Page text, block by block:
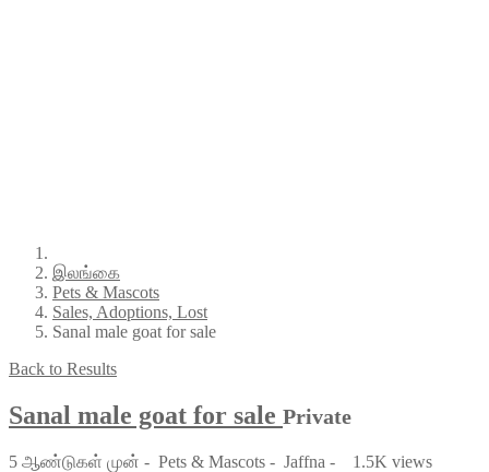
இலங்கை
Pets & Mascots
Sales, Adoptions, Lost
Sanal male goat for sale
Back to Results
Sanal male goat for sale Private
5 ஆண்டுகள் முன் - Pets & Mascots - Jaffna - 1.5K views